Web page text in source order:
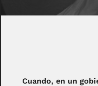
Cuando, en un